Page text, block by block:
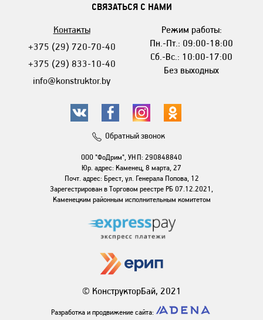
СВЯЗАТЬСЯ С НАМИ
Контакты
+375 (29) 720-70-40
+375 (29) 833-10-40
info@konstruktor.by
Режим работы:
Пн.-Пт.: 09:00-18:00
Сб.-Вс.: 10:00-17:00
Без выходных
Обратный звонок
ООО "ФоДрим", УНП: 290848840
Юр. адрес: Каменец, 8 марта, 27
Почт. адрес: Брест, ул. Генерала Попова, 12
Зарегестрирован в Торговом реестре РБ 07.12.2021,
Каменецким районным исполнительным комитетом
© КонструкторБай, 2021
Разработка и продвижение сайта: